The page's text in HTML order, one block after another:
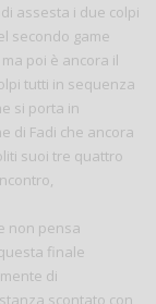
assesta i due colpi
secondo game
poi è ancora il
tutti in sequenza
si porta in
di Fadi che ancora
suoi tre quattro
non pensa
finale
di
scontato con